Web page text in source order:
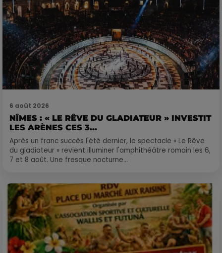
6 août 2026
NÎMES : « LE RÊVE DU GLADIATEUR » INVESTIT
LES ARÈNES CES 3...
Après un franc succès l'été dernier, le spectacle « Le Rêve
du gladiateur » revient illuminer l'amphithéâtre romain les 6,
7 et 8 août. Une fresque nocturne...